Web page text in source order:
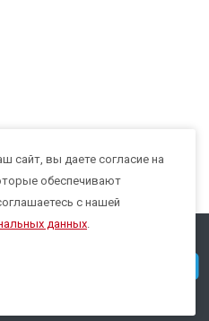
Max
сайт, вы даете согласие на
обеспечивают
с нашей
данных.
защищены.